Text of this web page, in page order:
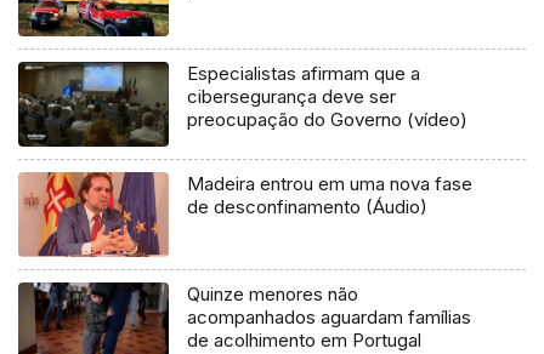
Especialistas afirmam que a
cibersegurança deve ser
preocupação do Governo (vídeo)
Madeira entrou em uma nova fase
de desconfinamento (Áudio)
Quinze menores não
acompanhados aguardam famílias
de acolhimento em Portugal